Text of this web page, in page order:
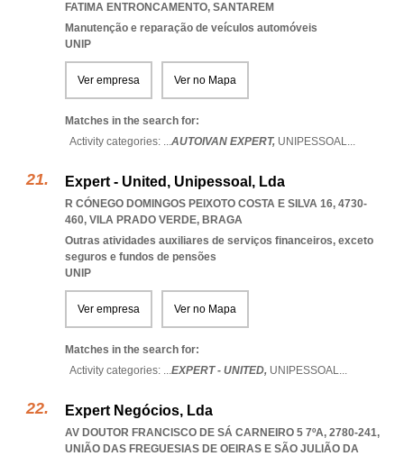
FATIMA ENTRONCAMENTO, SANTAREM
Manutenção e reparação de veículos automóveis
UNIP
Ver empresa Ver no Mapa
Matches in the search for:
Activity categories: ...AUTOIVAN EXPERT, UNIPESSOAL...
Expert - United, Unipessoal, Lda
R CÓNEGO DOMINGOS PEIXOTO COSTA E SILVA 16, 4730-
460, VILA PRADO VERDE, BRAGA
Outras atividades auxiliares de serviços financeiros, exceto
seguros e fundos de pensões
UNIP
Ver empresa Ver no Mapa
Matches in the search for:
Activity categories: ...EXPERT - UNITED, UNIPESSOAL...
Expert Negócios, Lda
AV DOUTOR FRANCISCO DE SÁ CARNEIRO 5 7ºA, 2780-241,
UNIÃO DAS FREGUESIAS DE OEIRAS E SÃO JULIÃO DA